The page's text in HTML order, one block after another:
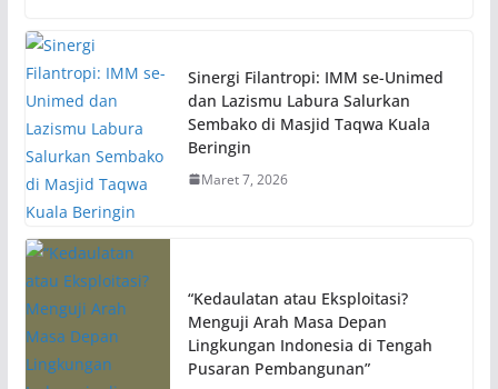
Sinergi Filantropi: IMM se-Unimed
dan Lazismu Labura Salurkan
Sembako di Masjid Taqwa Kuala
Beringin
Maret 7, 2026
“Kedaulatan atau Eksploitasi?
Menguji Arah Masa Depan
Lingkungan Indonesia di Tengah
Pusaran Pembangunan”